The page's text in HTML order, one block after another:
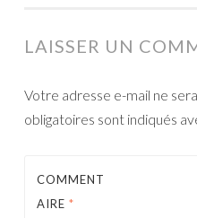
LAISSER UN
Votre adresse e-mail ne
obligatoires sont indiqués
COMMENT
AIRE *